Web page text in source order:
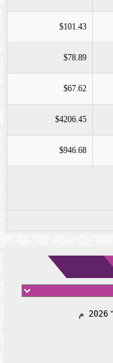
$101.43
$78.89
$67.62
$4206.45
$946.68
2026 م